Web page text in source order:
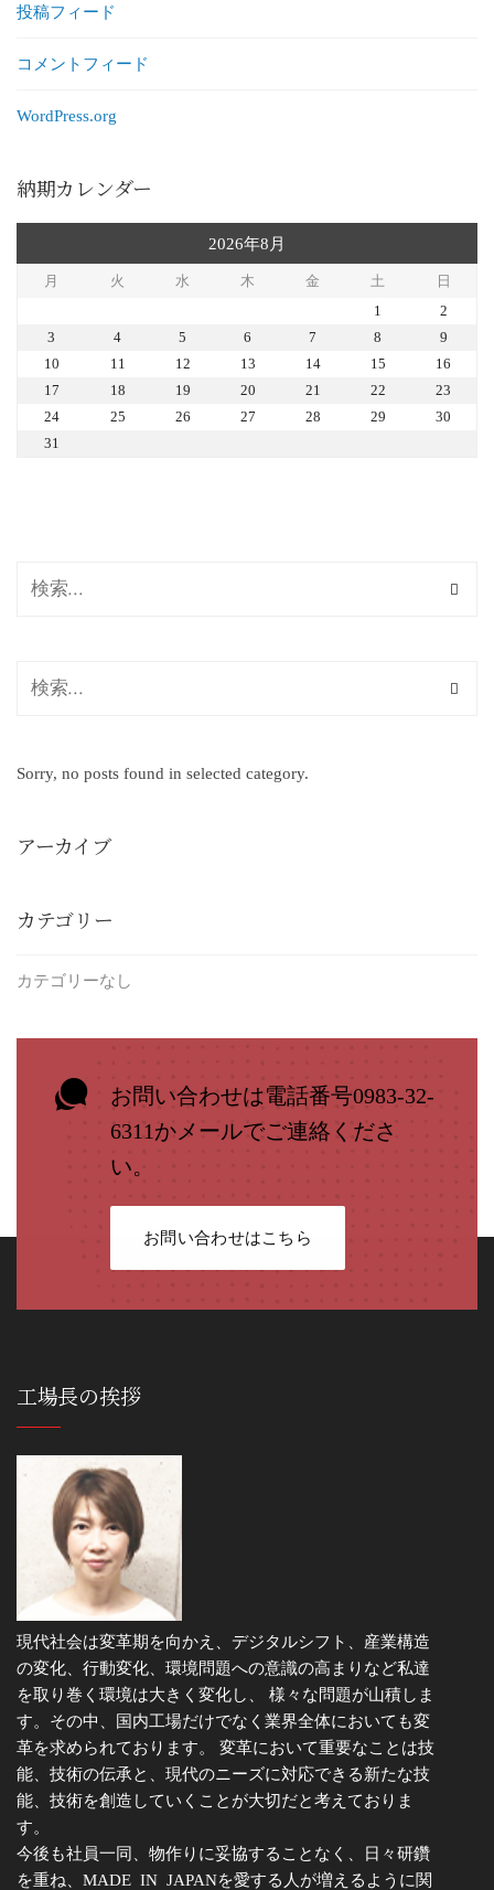
投稿フィード
コメントフィード
WordPress.org
納期カレンダー
2026年8月
月 火 水 木 金 土
日
1
2
3
4 5 6 7 8
9
10
11 12 13 14 15
16
17
18 19 20 21 22
23
24
25 26 27 28 29
30
31
Sorry, no posts found in selected category.
アーカイブ
カテゴリー
カテゴリーなし
お問い合わせは電話番号0983-32-
6311かメールでご連絡くださ
い。
お問い合わせはこちら
工場長の挨拶
現代社会は変革期を向かえ、デジタルシフト、産業構造
の変化、行動変化、環境問題への意識の高まりなど私達
を取り巻く環境は大きく変化し、 様々な問題が山積しま
す。その中、国内工場だけでなく業界全体においても変
革を求められております。 変革において重要なことは技
能、技術の伝承と、現代のニーズに対応できる新たな技
能、技術を創造していくことが大切だと考えておりま
す。
今後も社員一同、物作りに妥協することなく、日々研鑽
を重ね、MADE IN JAPANを愛する人が増えるように関